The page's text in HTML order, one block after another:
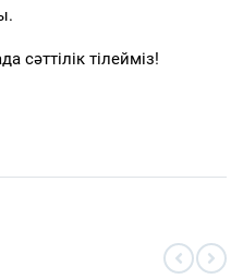
сәттілік тілейміз!